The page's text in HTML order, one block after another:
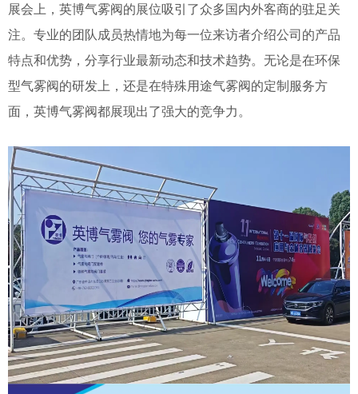
展会上，英博气雾阀的展位吸引了众多国内外客商的驻足关
注。专业的团队成员热情地为每一位来访者介绍公司的产品
特点和优势，分享行业最新动态和技术趋势。无论是在环保
型气雾阀的研发上，还是在特殊用途气雾阀的定制服务方
面，英博气雾阀都展现出了强大的竞争力。